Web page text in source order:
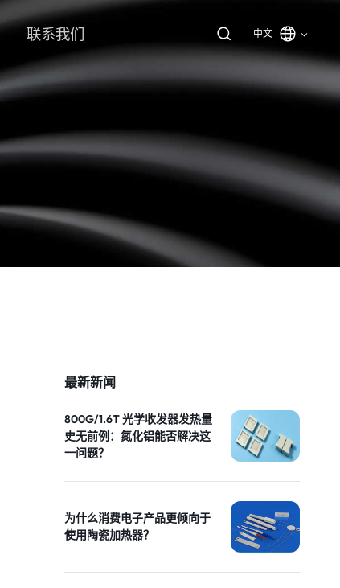
联系我们 中文
最新新闻
800G/1.6T 光学收发器发热量
史无前例：氮化铝能否解决这
一问题？
为什么消费电子产品更倾向于
使用陶瓷加热器？